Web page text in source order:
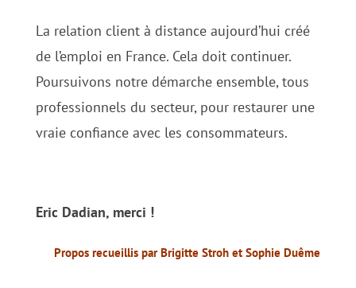
La relation client à distance aujourd’hui créé
de l’emploi en France. Cela doit continuer.
Poursuivons notre démarche ensemble, tous
professionnels du secteur, pour restaurer une
vraie confiance avec les consommateurs.
Eric Dadian, merci !
Propos recueillis par Brigitte Stroh et Sophie Duême